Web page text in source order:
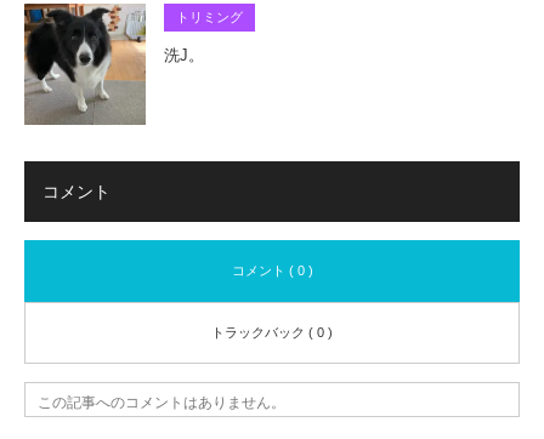
トリミング
洗J。
コメント
コメント ( 0 )
トラックバック ( 0 )
この記事へのコメントはありません。